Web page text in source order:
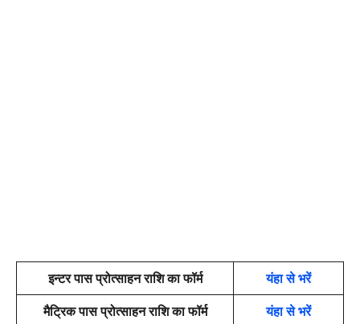
इन्टर पास प्रोत्साहन राशि का फॉर्म यंहा से भरें
मैट्रिक पास प्रोत्साहन राशि का फॉर्म यंहा से भरें